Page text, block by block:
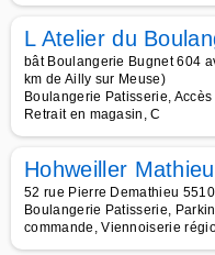
L Atelier du
bât Boulangerie Bugnet 604
km de Ailly sur Meuse)
Boulangerie Patisserie,
Retrait en magasin, C
Hohweiller
52 rue Pierre Demathieu
Boulangerie Patisserie,
commande, Viennoiserie